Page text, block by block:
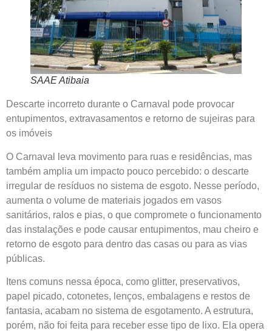
SAAE Atibaia
Descarte incorreto durante o Carnaval pode provocar
entupimentos, extravasamentos e retorno de sujeiras para
os imóveis
O Carnaval leva movimento para ruas e residências, mas
também amplia um impacto pouco percebido: o descarte
irregular de resíduos no sistema de esgoto. Nesse período,
aumenta o volume de materiais jogados em vasos
sanitários, ralos e pias, o que compromete o funcionamento
das instalações e pode causar entupimentos, mau cheiro e
retorno de esgoto para dentro das casas ou para as vias
públicas.
Itens comuns nessa época, como glitter, preservativos,
papel picado, cotonetes, lenços, embalagens e restos de
fantasia, acabam no sistema de esgotamento. A estrutura,
porém, não foi feita para receber esse tipo de lixo. Ela opera